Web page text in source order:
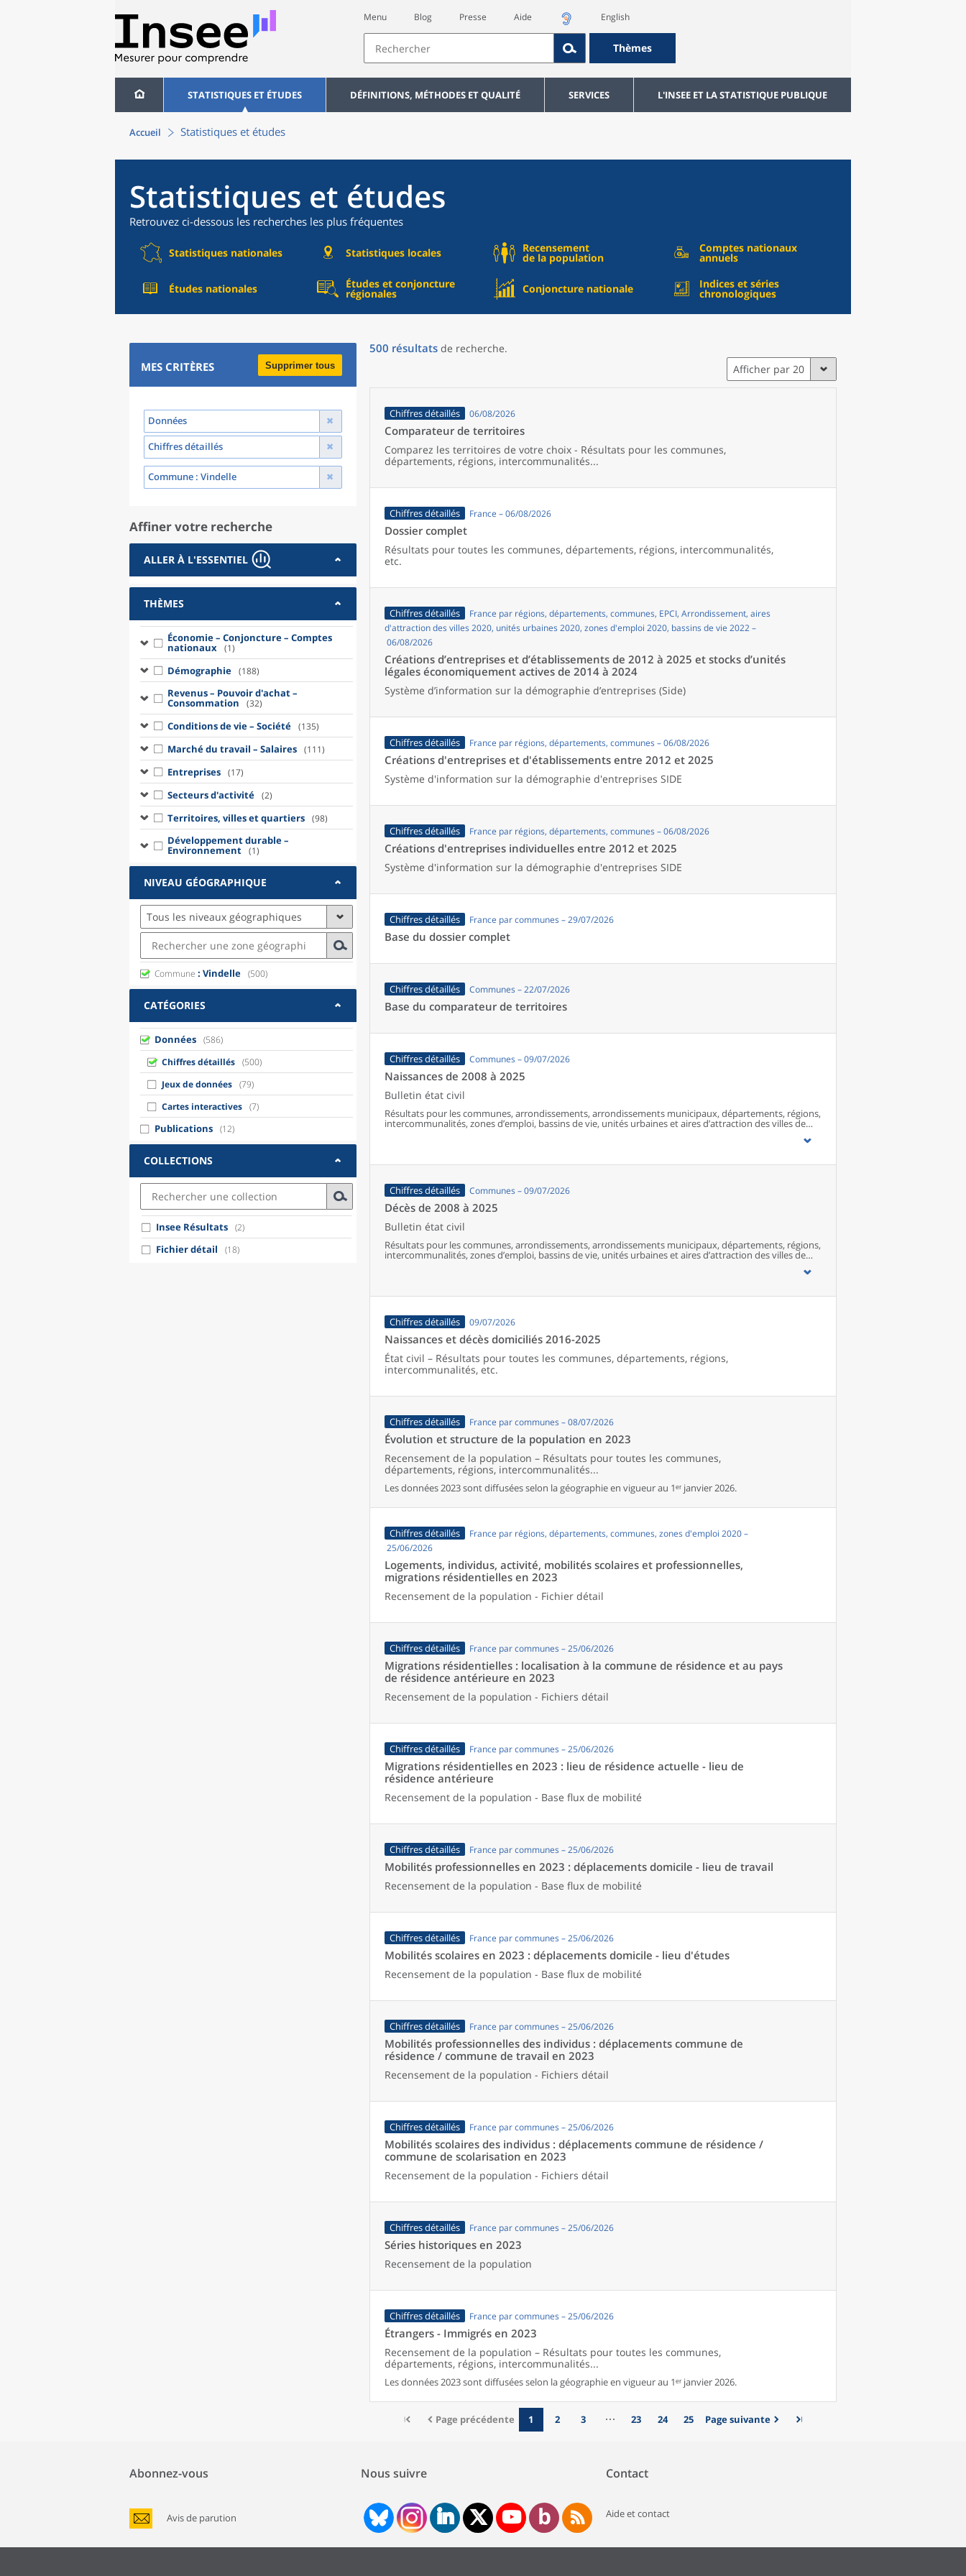
Menu Blog Presse Aide English
Thèmes
STATISTIQUES ET ÉTUDES DÉFINITIONS, MÉTHODES ET QUALITÉ SERVICES L'INSEE ET LA STATISTIQUE PUBLIQUE
Accueil Statistiques et études
Statistiques et études
Retrouvez ci-dessous les recherches les plus fréquentes
Statistiques nationales Statistiques locales Recensement
de la population
Comptes nationaux
annuels
Études nationales Études et conjoncture
régionales Conjoncture nationale Indices et séries
chronologiques
MES CRITÈRES Supprimer tous
Données
Chiffres détaillés
Commune : Vindelle
Affiner votre recherche
ALLER À L'ESSENTIEL
THÈMES
Économie – Conjoncture – Comptes
nationaux (1)
Démographie (188)
Revenus – Pouvoir d'achat –
Consommation (32)
Conditions de vie – Société (135)
Marché du travail – Salaires (111)
Entreprises (17)
Secteurs d'activité (2)
Territoires, villes et quartiers (98)
Développement durable –
Environnement (1)
NIVEAU GÉOGRAPHIQUE
Tous les niveaux géographiques
Commune : Vindelle (500)
CATÉGORIES
Données (586)
Chiffres détaillés (500)
Jeux de données (79)
Cartes interactives (7)
Publications (12)
COLLECTIONS
Insee Résultats (2)
Fichier détail (18)
500 résultats de recherche.
Afficher par 20
Chiffres détaillés 06/08/2026
Comparateur de territoires
Comparez les territoires de votre choix - Résultats pour les communes,
départements, régions, intercommunalités...
Chiffres détaillés France – 06/08/2026
Dossier complet
Résultats pour toutes les communes, départements, régions, intercommunalités,
etc.
Chiffres détaillés
France par régions, départements, communes, EPCI, Arrondissement, aires
d'attraction des villes 2020, unités urbaines 2020, zones d'emploi 2020, bassins de vie 2022 –
06/08/2026
Créations d’entreprises et d’établissements de 2012 à 2025 et stocks d’unités
légales économiquement actives de 2014 à 2024
Système d’information sur la démographie d’entreprises (Side)
Chiffres détaillés France par régions, départements, communes – 06/08/2026
Créations d'entreprises et d'établissements entre 2012 et 2025
Système d'information sur la démographie d'entreprises SIDE
Chiffres détaillés France par régions, départements, communes – 06/08/2026
Créations d'entreprises individuelles entre 2012 et 2025
Système d'information sur la démographie d'entreprises SIDE
Chiffres détaillés France par communes – 29/07/2026
Base du dossier complet
Chiffres détaillés Communes – 22/07/2026
Base du comparateur de territoires
Chiffres détaillés Communes – 09/07/2026
Naissances de 2008 à 2025
Bulletin état civil
Résultats pour les communes, arrondissements, arrondissements municipaux, départements, régions,
intercommunalités, zones d’emploi, bassins de vie, unités urbaines et aires d’attraction des villes de
France (y compris Mayotte à partir de 2014).
Chiffres détaillés Communes – 09/07/2026
Décès de 2008 à 2025
Bulletin état civil
Résultats pour les communes, arrondissements, arrondissements municipaux, départements, régions,
intercommunalités, zones d’emploi, bassins de vie, unités urbaines et aires d’attraction des villes de
Chiffres détaillés 09/07/2026
Naissances et décès domiciliés 2016-2025
État civil – Résultats pour toutes les communes, départements, régions,
intercommunalités, etc.
Chiffres détaillés France par communes – 08/07/2026
Évolution et structure de la population en 2023
Recensement de la population – Résultats pour toutes les communes,
départements, régions, intercommunalités...
Les données 2023 sont diffusées selon la géographie en vigueur au 1ᵉʳ janvier 2026.
Chiffres détaillés
France par régions, départements, communes, zones d'emploi 2020 –
25/06/2026
Logements, individus, activité, mobilités scolaires et professionnelles,
migrations résidentielles en 2023
Recensement de la population - Fichier détail
Chiffres détaillés France par communes – 25/06/2026
Migrations résidentielles : localisation à la commune de résidence et au pays
de résidence antérieure en 2023
Recensement de la population - Fichiers détail
Chiffres détaillés France par communes – 25/06/2026
Migrations résidentielles en 2023 : lieu de résidence actuelle - lieu de
résidence antérieure
Recensement de la population - Base flux de mobilité
Chiffres détaillés France par communes – 25/06/2026
Mobilités professionnelles en 2023 : déplacements domicile - lieu de travail
Recensement de la population - Base flux de mobilité
Chiffres détaillés France par communes – 25/06/2026
Mobilités scolaires en 2023 : déplacements domicile - lieu d'études
Recensement de la population - Base flux de mobilité
Chiffres détaillés France par communes – 25/06/2026
Mobilités professionnelles des individus : déplacements commune de
résidence / commune de travail en 2023
Recensement de la population - Fichiers détail
Chiffres détaillés France par communes – 25/06/2026
Mobilités scolaires des individus : déplacements commune de résidence /
commune de scolarisation en 2023
Recensement de la population - Fichiers détail
Chiffres détaillés France par communes – 25/06/2026
Séries historiques en 2023
Recensement de la population
Chiffres détaillés France par communes – 25/06/2026
Étrangers - Immigrés en 2023
Recensement de la population – Résultats pour toutes les communes,
départements, régions, intercommunalités...
Les données 2023 sont diffusées selon la géographie en vigueur au 1ᵉʳ janvier 2026.
Page précédente 1 2 3 23 24 25 Page suivante
Abonnez-vous
Avis de parution
Nous suivre Contact
Aide et contact